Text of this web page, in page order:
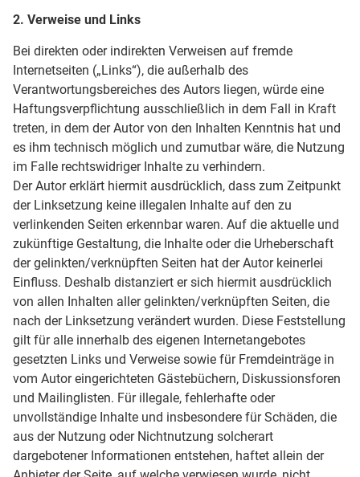
2. Verweise und Links
Bei direkten oder indirekten Verweisen auf fremde
Internetseiten („Links“), die außerhalb des
Verantwortungsbereiches des Autors liegen, würde eine
Haftungsverpflichtung ausschließlich in dem Fall in Kraft
treten, in dem der Autor von den Inhalten Kenntnis hat und
es ihm technisch möglich und zumutbar wäre, die Nutzung
im Falle rechtswidriger Inhalte zu verhindern.
Der Autor erklärt hiermit ausdrücklich, dass zum Zeitpunkt
der Linksetzung keine illegalen Inhalte auf den zu
verlinkenden Seiten erkennbar waren. Auf die aktuelle und
zukünftige Gestaltung, die Inhalte oder die Urheberschaft
der gelinkten/verknüpften Seiten hat der Autor keinerlei
Einfluss. Deshalb distanziert er sich hiermit ausdrücklich
von allen Inhalten aller gelinkten/verknüpften Seiten, die
nach der Linksetzung verändert wurden. Diese Feststellung
gilt für alle innerhalb des eigenen Internetangebotes
gesetzten Links und Verweise sowie für Fremdeinträge in
vom Autor eingerichteten Gästebüchern, Diskussionsforen
und Mailinglisten. Für illegale, fehlerhafte oder
unvollständige Inhalte und insbesondere für Schäden, die
aus der Nutzung oder Nichtnutzung solcherart
dargebotener Informationen entstehen, haftet allein der